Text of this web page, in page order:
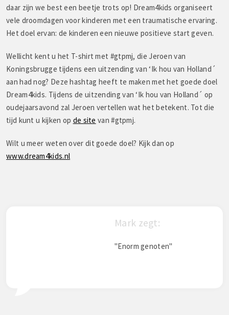
daar zijn we best een beetje trots op! Dream4kids organiseert
vele droomdagen voor kinderen met een traumatische ervaring.
Het doel ervan: de kinderen een nieuwe positieve start geven.
Wellicht kent u het T-shirt met #gtpmj, die Jeroen van
Koningsbrugge tijdens een uitzending van ‘Ik hou van Holland´
aan had nog? Deze hashtag heeft te maken met het goede doel
Dream4kids. Tijdens de uitzending van ‘Ik hou van Holland´ op
oudejaarsavond zal Jeroen vertellen wat het betekent. Tot die
tijd kunt u kijken op de site van #gtpmj.
Wilt u meer weten over dit goede doel? Kijk dan op
www.dream4kids.nl